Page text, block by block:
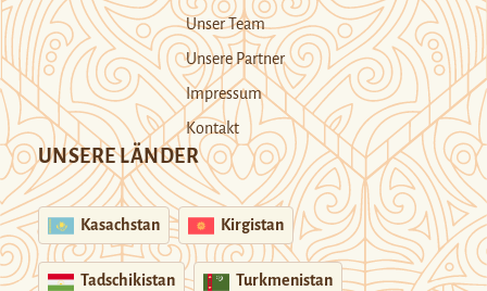
Unser Team
Unsere Partner
Impressum
Kontakt
UNSERE LÄNDER
Kasachstan Kirgistan
Tadschikistan Turkmenistan